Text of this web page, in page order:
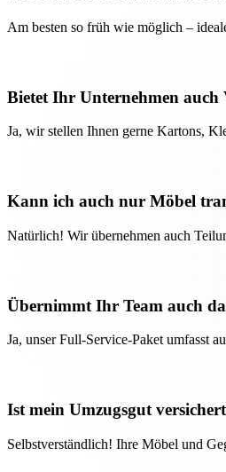
Am besten so früh wie möglich –
Bietet Ihr Unternehmen auch
Ja, wir stellen Ihnen gerne Kartons,
Kann ich auch nur Möbel
Natürlich! Wir übernehmen auch
Übernimmt Ihr Team auch
Ja, unser Full-Service-Paket umfasst
Ist mein Umzugsgut
Selbstverständlich! Ihre Möbel und